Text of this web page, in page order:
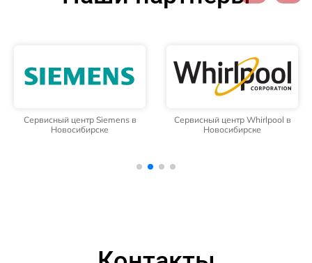
Сервисный центр Siemens в
Новосибирске
Сервисный центр Whirlpool в
Новосибирске